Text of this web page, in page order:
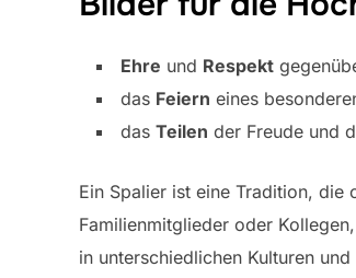
Ehre und Respekt
das Feiern eines
das Teilen der Freude und
Ein Spalier ist eine Tradition,
Familienmitglieder oder
in unterschiedlichen Kulturen und